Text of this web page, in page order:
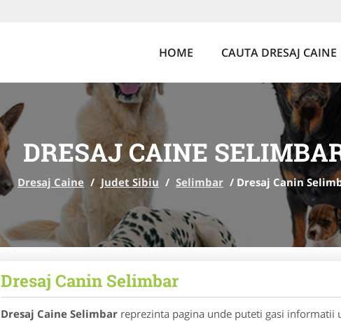
HOME CAUTA DRESAJ CAINE
DRESAJ CAINE
Dresaj Caine / Judet Sibiu / Selimbar / Dresaj Canin
Dresaj Canin Selimbar
Dresaj Caine Selimbarreprezinta pagina unde puteti gasi informatii